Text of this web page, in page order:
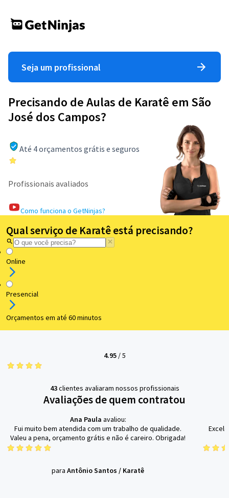
Seja um profissional
Precisando de Aulas de Karatê em São
José dos Campos?
Até 4 orçamentos grátis e seguros
Profissionais avaliados
Como funciona o GetNinjas?
Qual serviço de Karatê está precisando?
Online
Presencial
Orçamentos em até 60 minutos
4.95/5
43clientes avaliaram nossos profissionais
Avaliações de quem contratou
Ana Paula avaliou:
Fui muito bem atendida com um trabalho de qualidade.
Valeu a pena, orçamento grátis e não é careiro. Obrigada!
para Antônio Santos / Karatê